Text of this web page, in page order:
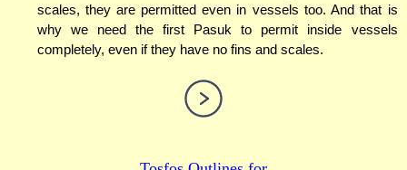
scales, they are permitted even in vessels too. And that is
why we need the first Pasuk to permit inside vessels
completely, even if they have no fins and scales.